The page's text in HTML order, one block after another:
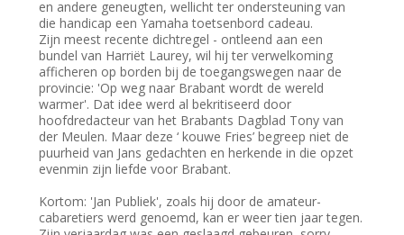
en andere geneugten, wellicht ter ondersteuning van
die handicap een Yamaha toetsenbord cadeau.
Zijn meest recente dichtregel - ontleend aan een
bundel van Harriët Laurey, wil hij ter verwelkoming
afficheren op borden bij de toegangswegen naar de
provincie: 'Op weg naar Brabant wordt de wereld
warmer'. Dat idee werd al bekritiseerd door
hoofdredacteur van het Brabants Dagblad Tony van
der Meulen. Maar deze ‘ kouwe Fries’ begreep niet de
puurheid van Jans gedachten en herkende in die opzet
evenmin zijn liefde voor Brabant.
Kortom: 'Jan Publiek', zoals hij door de amateur-
cabaretiers werd genoemd, kan er weer tien jaar tegen.